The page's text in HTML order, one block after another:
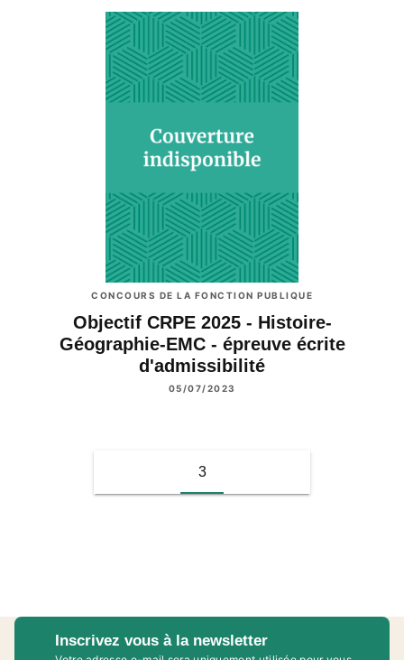
CONCOURS DE LA FONCTION PUBLIQUE
Objectif CRPE 2025 - Histoire-
Géographie-EMC - épreuve écrite
d'admissibilité
05/07/2023
3
Inscrivez vous à la newsletter